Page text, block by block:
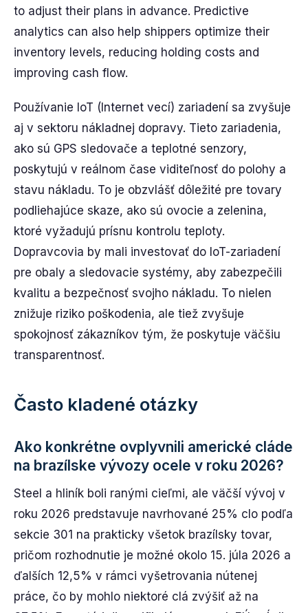
to adjust their plans in advance. Predictive
analytics can also help shippers optimize their
inventory levels, reducing holding costs and
improving cash flow.
Používanie IoT (Internet vecí) zariadení sa zvyšuje
aj v sektoru nákladnej dopravy. Tieto zariadenia,
ako sú GPS sledovače a teplotné senzory,
poskytujú v reálnom čase viditeľnosť do polohy a
stavu nákladu. To je obzvlášť dôležité pre tovary
podliehajúce skaze, ako sú ovocie a zelenina,
ktoré vyžadujú prísnu kontrolu teploty.
Dopravcovia by mali investovať do IoT-zariadení
pre obaly a sledovacie systémy, aby zabezpečili
kvalitu a bezpečnosť svojho nákladu. To nielen
znižuje riziko poškodenia, ale tiež zvyšuje
spokojnosť zákazníkov tým, že poskytuje väčšiu
transparentnosť.
Často kladené otázky
Ako konkrétne ovplyvnili americké cláde
na brazílske vývozy ocele v roku 2026?
Steel a hliník boli ranými cieľmi, ale väčší vývoj v
roku 2026 predstavuje navrhované 25% clo podľa
sekcie 301 na prakticky všetok brazílsky tovar,
pričom rozhodnutie je možné okolo 15. júla 2026 a
ďalších 12,5% v rámci vyšetrovania nútenej
práce, čo by mohlo niektoré clá zvýšiť až na